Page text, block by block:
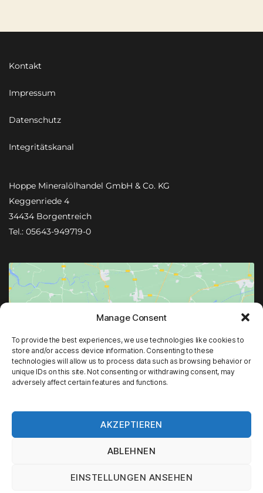
Manage Consent
To provide the best experiences, we use technologies like cookies to
store and/or access device information. Consenting to these
technologies will allow us to process data such as browsing behavior or
unique IDs on this site. Not consenting or withdrawing consent, may
adversely affect certain features and functions.
AKZEPTIEREN
ABLEHNEN
EINSTELLUNGEN ANSEHEN
Kontakt
Impressum
Datenschutz
Integritätskanal
Hoppe Mineralölhandel GmbH & Co. KG
Keggenriede 4
34434 Borgentreich
Tel.: 05643-949719-0
zu aktivieren
ICH STIMME ZU